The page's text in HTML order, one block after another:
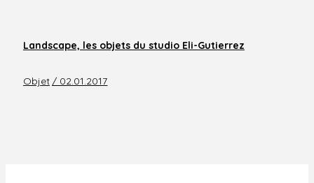
Landscape, les objets du studio Eli-Gutierrez
Objet / 02.01.2017